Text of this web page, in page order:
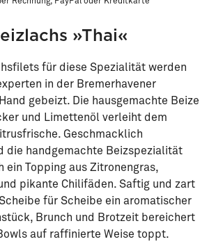
»Thai«
für diese Spezialität werden
in der Bremerhavener
gebeizt. Die hausgemachte Beize
und Limettenöl verleiht dem
Geschmacklich
die handgemachte Beizspezialität
ein Topping aus Zitronengras,
pikante Chilifäden. Saftig und zart
für Scheibe ein aromatischer
Brunch und Brotzeit bereichert
auf raffinierte Weise toppt.